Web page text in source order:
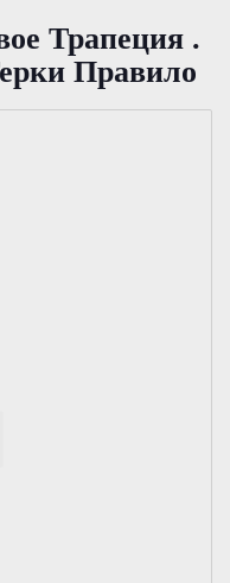
Трапеция .
Правило